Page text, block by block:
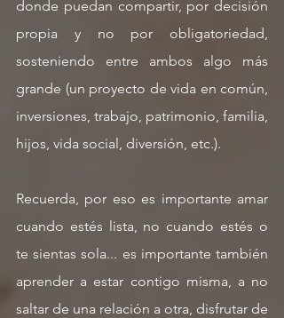
donde puedan compartir, por decisión
propia y no por obligatoriedad,
sosteniendo entre ambos algo más
grande (un proyecto de vida en común,
inversiones, trabajo, patrimonio, familia,
hijos, vida social, diversión, etc.).
Recuerda, por eso es importante amar
cuando estés lista, no cuando estés o
te sientas sola... es importante también
aprender a estar contigo misma, a no
saltar de una relación a otra, disfrutar de